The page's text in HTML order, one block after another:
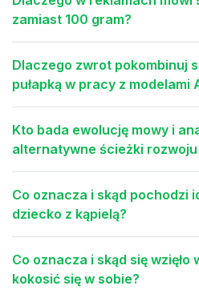
zamiast 100 gram?
Dlaczego zwrot pokombinuj
pułapką w pracy z modelami
Kto bada ewolucję mowy i
alternatywne ścieżki rozwoju
Co oznacza i skąd pochodzi
dziecko z kąpielą?
Co oznacza i skąd się wzięło
kokosić się w sobie?